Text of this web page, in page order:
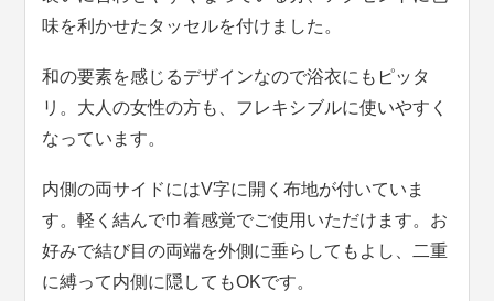
味を利かせたタッセルを付けました。
和の要素を感じるデザインなので浴衣にもピッタ
リ。大人の女性の方も、フレキシブルに使いやすく
なっています。
内側の両サイドにはV字に開く布地が付いていま
す。軽く結んで巾着感覚でご使用いただけます。お
好みで結び目の両端を外側に垂らしてもよし、二重
に縛って内側に隠してもOKです。